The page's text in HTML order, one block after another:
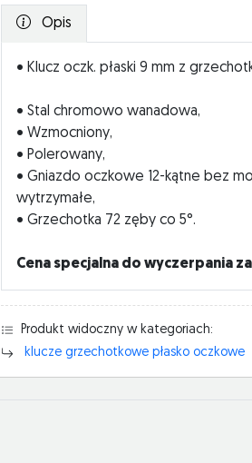
Opis
• Klucz oczk. płaski 9 mm z
• Stal chromowo wanadowa,
• Wzmocniony,
• Polerowany,
• Gniazdo oczkowe 12-kątne bez
wytrzymałe,
• Grzechotka 72 zęby co 5°.
Cena specjalna do wyczerpania
Produkt widoczny w kategoriach:
klucze grzechotkowe płasko oczkowe